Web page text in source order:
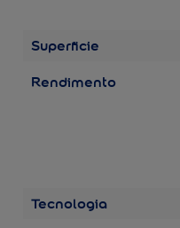
Superficie
Rendimento
Tecnologia